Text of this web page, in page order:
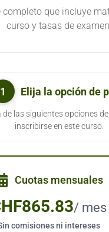
completo que incluye
curso y tasas de
1 Elija la opción de
de las siguientes opciones
inscribirse en este curso.
Cuotas mensuales
865.83/ mes
comisiones ni intereses